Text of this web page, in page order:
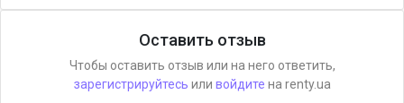
Оставить отзыв
Чтобы оставить отзыв или на него ответить,
зарегистрируйтесь или войдите на renty.ua